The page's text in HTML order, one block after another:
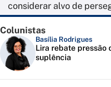
considerar alvo de
Colunistas
Basília Rodrigues
Lira rebate pressão
suplência